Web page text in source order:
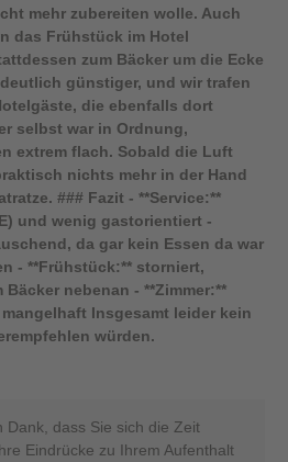
mehr zubereiten wolle. Auch
das Frühstück im Hotel
zum Bäcker um die Ecke
günstiger, und wir trafen
die ebenfalls dort
selbst war in Ordnung,
extrem flach. Sobald die Luft
nichts mehr in der Hand
### Fazit - **Service:**
und wenig gastorientiert -
da gar kein Essen da war
- **Frühstück:** storniert,
nebenan - **Zimmer:**
Insgesamt leider kein
würden.
Dank, dass Sie sich die Zeit
Eindrücke zu Ihrem Aufenthalt